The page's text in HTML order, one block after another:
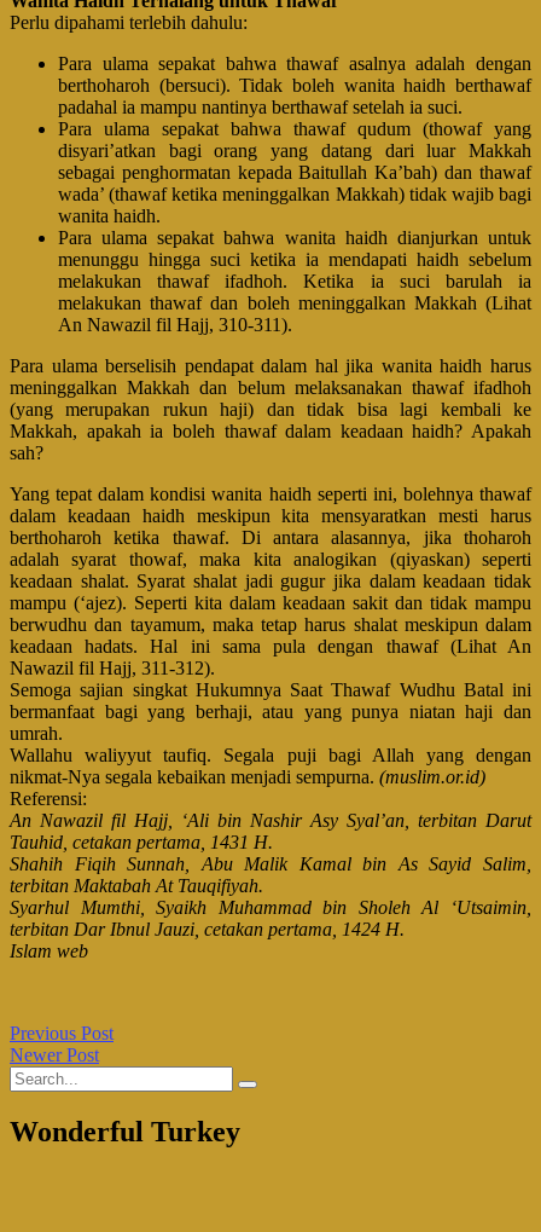
Perlu dipahami terlebih dahulu:
Para ulama sepakat bahwa thawaf asalnya adalah dengan
berthoharoh (bersuci). Tidak boleh wanita haidh berthawaf
padahal ia mampu nantinya berthawaf setelah ia suci.
Para ulama sepakat bahwa thawaf qudum (thowaf yang
disyari’atkan bagi orang yang datang dari luar Makkah
sebagai penghormatan kepada Baitullah Ka’bah) dan thawaf
wada’ (thawaf ketika meninggalkan Makkah) tidak wajib bagi
wanita haidh.
Para ulama sepakat bahwa wanita haidh dianjurkan untuk
menunggu hingga suci ketika ia mendapati haidh sebelum
melakukan thawaf ifadhoh. Ketika ia suci barulah ia
melakukan thawaf dan boleh meninggalkan Makkah (Lihat
An Nawazil fil Hajj, 310-311).
Para ulama berselisih pendapat dalam hal jika wanita haidh harus
meninggalkan Makkah dan belum melaksanakan thawaf ifadhoh
(yang merupakan rukun haji) dan tidak bisa lagi kembali ke
Makkah, apakah ia boleh thawaf dalam keadaan haidh? Apakah
sah?
Yang tepat dalam kondisi wanita haidh seperti ini, bolehnya thawaf
dalam keadaan haidh meskipun kita mensyaratkan mesti harus
berthoharoh ketika thawaf. Di antara alasannya, jika thoharoh
adalah syarat thowaf, maka kita analogikan (qiyaskan) seperti
keadaan shalat. Syarat shalat jadi gugur jika dalam keadaan tidak
mampu (‘ajez). Seperti kita dalam keadaan sakit dan tidak mampu
berwudhu dan tayamum, maka tetap harus shalat meskipun dalam
keadaan hadats. Hal ini sama pula dengan thawaf (Lihat An
Nawazil fil Hajj, 311-312).
Semoga sajian singkat Hukumnya Saat Thawaf Wudhu Batal ini
bermanfaat bagi yang berhaji, atau yang punya niatan haji dan
umrah.
Wallahu waliyyut taufiq. Segala puji bagi Allah yang dengan
nikmat-Nya segala kebaikan menjadi sempurna. (muslim.or.id)
Referensi:
An Nawazil fil Hajj, ‘Ali bin Nashir Asy Syal’an, terbitan Darut
Tauhid, cetakan pertama, 1431 H.
Shahih Fiqih Sunnah, Abu Malik Kamal bin As Sayid Salim,
terbitan Maktabah At Tauqifiyah.
Syarhul Mumthi, Syaikh Muhammad bin Sholeh Al ‘Utsaimin,
terbitan Dar Ibnul Jauzi, cetakan pertama, 1424 H.
Islam web
Previous Post
Newer Post
Wonderful Turkey